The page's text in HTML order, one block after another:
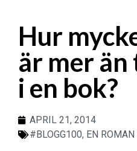
Hur
är mer
i en bok?
APRIL 21, 2014
#BLOGG100, EN